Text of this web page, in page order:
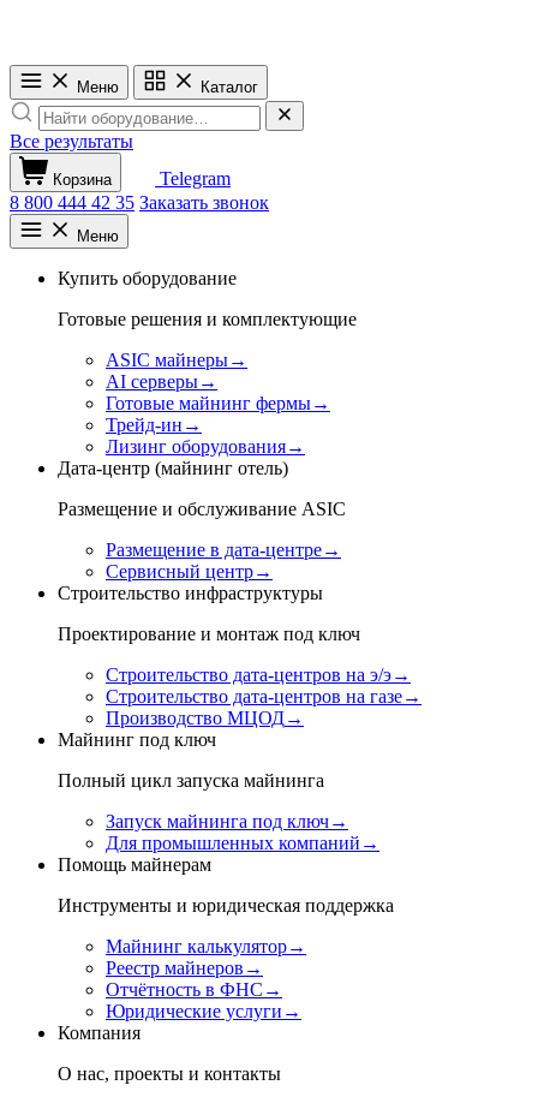
Меню Каталог
Все результаты
Корзина
Telegram
8 800 444 42 35 Заказать звонок
Меню
Купить оборудование
Готовые решения и комплектующие
ASIC майнеры→
AI серверы→
Готовые майнинг фермы→
Трейд-ин →
Лизинг оборудования→
Дата-центр (майнинг отель)
Размещение и обслуживание ASIC
Размещение в дата-центре→
Сервисный центр→
Строительство инфраструктуры
Проектирование и монтаж под ключ
Строительство дата-центров на э/э→
Строительство дата-центров на газе→
Производство МЦОД→
Майнинг под ключ
Полный цикл запуска майнинга
Запуск майнинга под ключ→
Для промышленных компаний →
Помощь майнерам
Инструменты и юридическая поддержка
Майнинг калькулятор→
Реестр майнеров →
Отчётность в ФНС →
Юридические услуги →
Компания
О нас, проекты и контакты